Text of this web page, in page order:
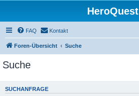
HeroQuest
FAQ Kontakt
Foren-Übersicht Suche
Suche
SUCHANFRAGE